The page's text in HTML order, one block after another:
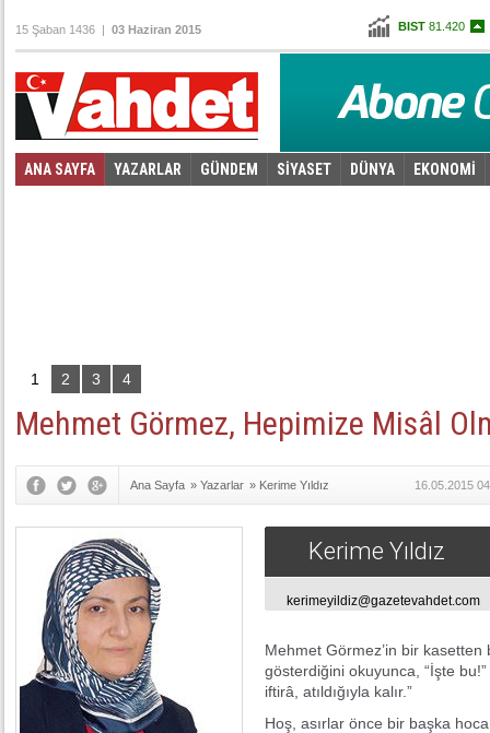
BIST 81.420
Altın102,583
Euro 2,9765
15 Şaban 1436 | 03 Haziran 2015
ANA SAYFA YAZARLAR GÜNDEM SİYASET DÜNYA EKONOMİ
1 2 3 4
Mehmet Görmez, Hepimize Misâl
Ana Sayfa » Yazarlar » Kerime Yıldız 16.05.2015
Kerime Yıldız
kerimeyildiz@gazetevahdet.com
Mehmet Görmez’in bir kasetten
gösterdiğini okuyunca, “İşte
iftirâ, atıldığıyla kalır.”
Hoş, asırlar önce bir başka